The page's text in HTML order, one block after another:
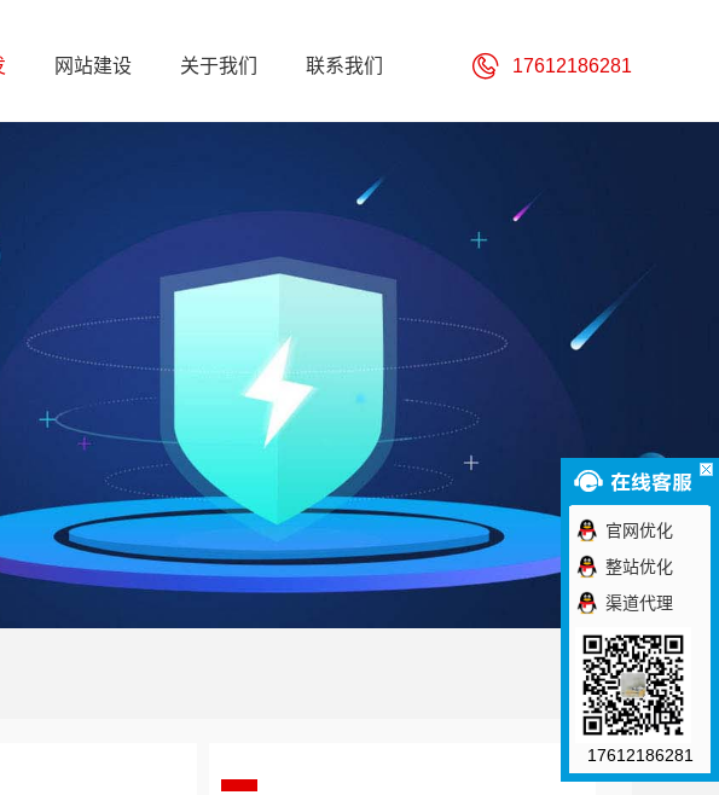
网站建设 关于我们 联系我们 17612186281
官网优化
整站优化
渠道代理
17612186281